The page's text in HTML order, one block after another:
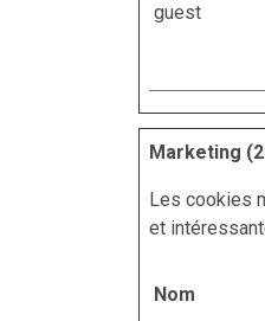
guest
Marketing
Les cookies
et
Nom